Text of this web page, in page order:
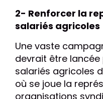
2- Renforcer la
salariés agricoles
Une vaste
devrait être
salariés agricoles
où se joue la
organisations